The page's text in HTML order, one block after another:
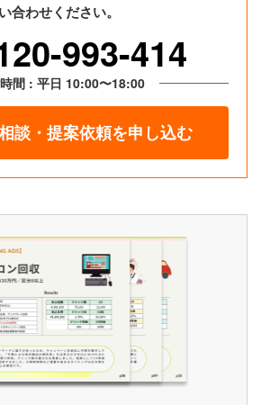
合わせください。
993-414
間 : 平日 10:00〜18:00
談・提案依頼を申し込む